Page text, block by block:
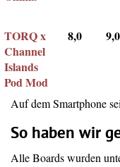
TORQ x
Channel
Islands
Pod Mod
8,0 9,0
Auf dem Smartphone
So haben wir
Alle Boards wurden